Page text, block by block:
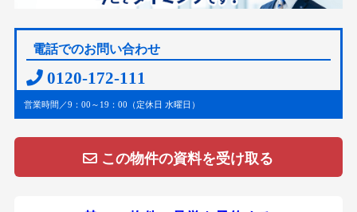
電話でのお問い合わせ
0120-172-111
営業時間／9：00～19：00（定休日 水曜日）
この物件の資料を受け取る